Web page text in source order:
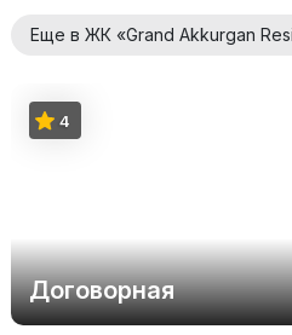
Еще в ЖК «Grand Akkurgan
Договорная
4